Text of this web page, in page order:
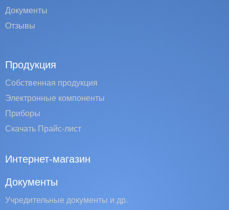
Документы
Отзывы
Продукция
Собственная продукция
Электронные компоненты
Приборы
Скачать Прайс-лист
Интернет-магазин
Документы
Учредительные документы и др.